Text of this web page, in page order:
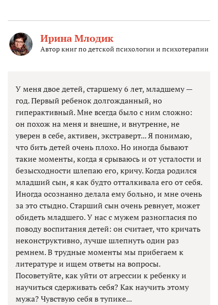
Ирина Млодик
Автор книг по детской психологии и психотерапии
У меня двое детей, старшему 6 лет, младшему —
год. Первый ребенок долгожданный, но
гиперактивный. Мне всегда было с ним сложно:
он похож на меня и внешне, и внутренне, не
уверен в себе, активен, экстраверт... Я понимаю,
что бить детей очень плохо. Но иногда бывают
такие моменты, когда я срываюсь и от усталости и
безысходности шлепаю его, кричу. Когда родился
младший сын, я как будто отталкивала его от себя.
Иногда осознанно делала ему больно, и мне очень
за это стыдно. Старший сын очень ревнует, может
обидеть младшего. У нас с мужем разногласия по
поводу воспитания детей: он считает, что кричать
неконструктивно, лучше шлепнуть один раз
ремнем. В трудные моменты мы прибегаем к
литературе и ищем ответы на вопросы.
Посоветуйте, как уйти от агрессии к ребенку и
научиться сдерживать себя? Как научить этому
мужа? Чувствую себя в тупике...